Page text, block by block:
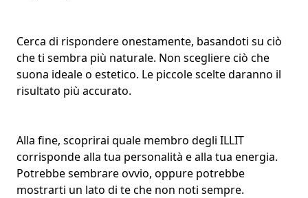
Cerca di rispondere onestamente, basandoti su ciò
che ti sembra più naturale. Non scegliere ciò che
suona ideale o estetico. Le piccole scelte daranno il
risultato più accurato.
Alla fine, scoprirai quale membro degli ILLIT
corrisponde alla tua personalità e alla tua energia.
Potrebbe sembrare ovvio, oppure potrebbe
mostrarti un lato di te che non noti sempre.